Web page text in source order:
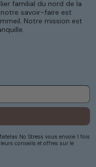
familial du nord de la
savoir-faire est
Notre mission est
No Stress vous envoie 1 fois
conseils et offres sur le